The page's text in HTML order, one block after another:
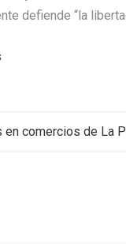
defiende “la
en comercios de La